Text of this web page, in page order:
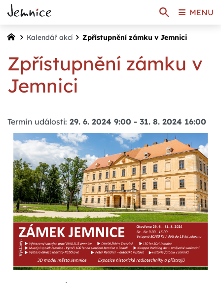
Kalendář akcí Zpřístupnění zámku v Jemnici
Zpřístupnění zámku v
Jemnici
Termín události: 29. 6. 2024 9:00 - 31. 8. 2024 16:00
MENU